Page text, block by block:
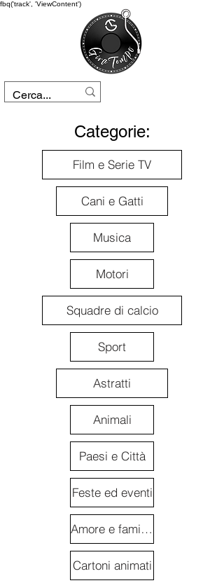
fbq('track', 'ViewContent')
Categorie:
Film e Serie TV
Cani e Gatti
Musica
Motori
Squadre di calcio
Sport
Astratti
Animali
Paesi e Città
Feste ed eventi
Amore e famiglia
Cartoni animati